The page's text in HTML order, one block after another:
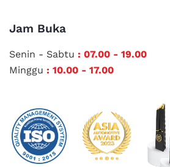
Jam Buka
Senin - Sabtu : 07.00 - 19.00
Minggu : 10.00 - 17.00